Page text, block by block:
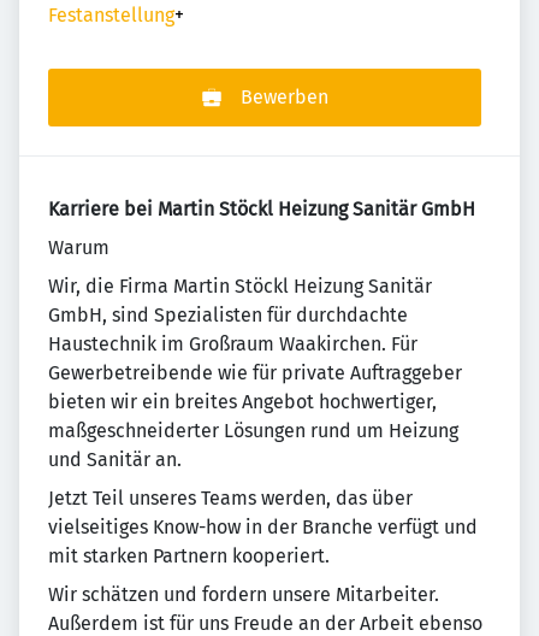
Festanstellung+
Bewerben
Karriere bei Martin Stöckl Heizung Sanitär GmbH
Warum
Wir, die Firma Martin Stöckl Heizung Sanitär
GmbH, sind Spezialisten für durchdachte
Haustechnik im Großraum Waakirchen. Für
Gewerbetreibende wie für private Auftraggeber
bieten wir ein breites Angebot hochwertiger,
maßgeschneiderter Lösungen rund um Heizung
und Sanitär an.
Jetzt Teil unseres Teams werden, das über
vielseitiges Know-how in der Branche verfügt und
mit starken Partnern kooperiert.
Wir schätzen und fordern unsere Mitarbeiter.
Außerdem ist für uns Freude an der Arbeit ebenso